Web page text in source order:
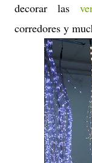
decorar las
corredores y